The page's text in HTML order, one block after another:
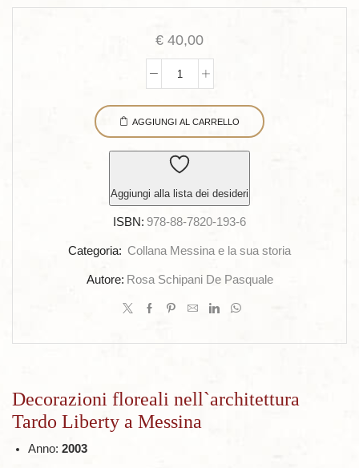
€ 40,00
Decorazioni
floreali
nell`architettura
Liberty
a
Messina
quantità
AGGIUNGI AL CARRELLO
Aggiungi alla lista dei desideri
ISBN: 978-88-7820-193-6
Categoria: Collana Messina e la sua storia
Autore: Rosa Schipani De Pasquale
Decorazioni floreali nell`architettura
Tardo Liberty a Messina
Anno: 2003